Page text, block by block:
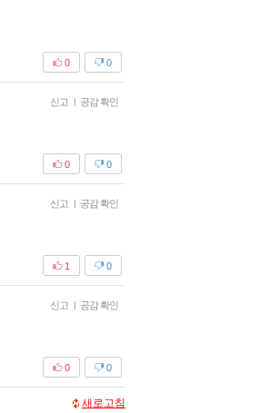
0
0
신고 | 공감 확인
0
0
신고 | 공감 확인
0
1
신고 | 공감 확인
0
0
새로고침